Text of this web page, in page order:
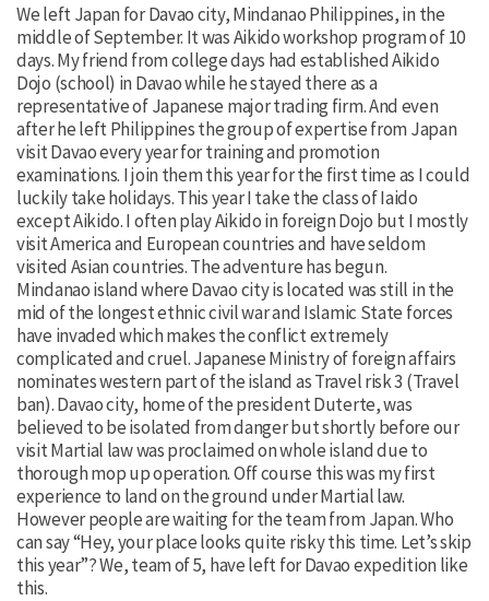
We left Japan for Davao city, Mindanao Philippines, in the
middle of September. It was Aikido workshop program of 10
days. My friend from college days had established Aikido
Dojo (school) in Davao while he stayed there as a
representative of Japanese major trading firm. And even
after he left Philippines the group of expertise from Japan
visit Davao every year for training and promotion
examinations. I join them this year for the first time as I could
luckily take holidays. This year I take the class of Iaido
except Aikido. I often play Aikido in foreign Dojo but I mostly
visit America and European countries and have seldom
visited Asian countries. The adventure has begun.
Mindanao island where Davao city is located was still in the
mid of the longest ethnic civil war and Islamic State forces
have invaded which makes the conflict extremely
complicated and cruel. Japanese Ministry of foreign affairs
nominates western part of the island as Travel risk 3 (Travel
ban). Davao city, home of the president Duterte, was
believed to be isolated from danger but shortly before our
visit Martial law was proclaimed on whole island due to
thorough mop up operation. Off course this was my first
experience to land on the ground under Martial law.
However people are waiting for the team from Japan. Who
can say “Hey, your place looks quite risky this time. Let’s skip
this year”? We, team of 5, have left for Davao expedition like
this.